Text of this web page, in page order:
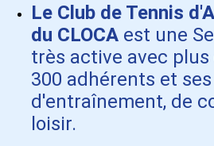
Le Club de Tennis
du CLOCAest une
très active avec plus
300 adhérents et
d'entraînement, de
loisir.